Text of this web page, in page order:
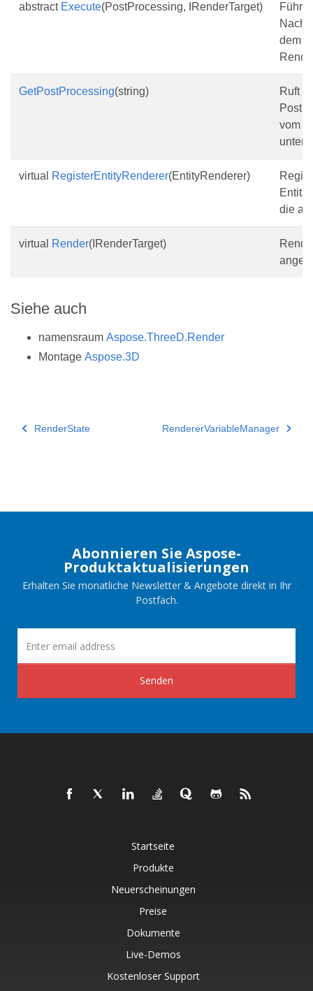
abstract Execute(PostProcessing, IRenderTarget)
Führt
dem
GetPostProcessing(string)
Ruft
vom
virtual RegisterEntityRenderer(EntityRenderer)
die
virtual Render(IRenderTarget)
Siehe auch
namensraum Aspose.ThreeD.Render
Montage Aspose.3D
RenderState RendererVariableManager
Abonnieren Sie Aspose-
Produktaktualisierungen
Erhalten Sie monatliche Newsletter & Angebote direkt in Ihr
Postfach.
Senden
Startseite
Produkte
Neuerscheinungen
Preise
Dokumente
Live-Demos
Kostenloser Support